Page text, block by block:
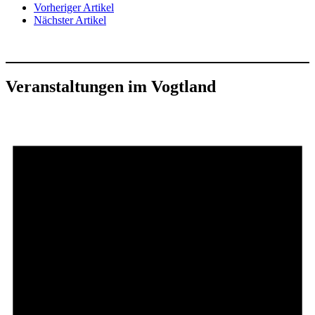
Vorheriger Artikel
Nächster Artikel
Veranstaltungen im Vogtland